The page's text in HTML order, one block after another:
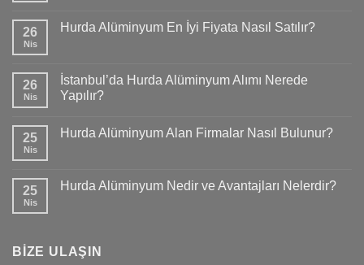
26
Nis
Hurda Alüminyum En İyi Fiyata Nasıl Satılır?
26
Nis
İstanbul’da Hurda Alüminyum Alımı Nerede
Yapılır?
25
Nis
Hurda Alüminyum Alan Firmalar Nasıl Bulunur?
25
Nis
Hurda Alüminyum Nedir ve Avantajları Nelerdir?
BİZE ULAŞIN